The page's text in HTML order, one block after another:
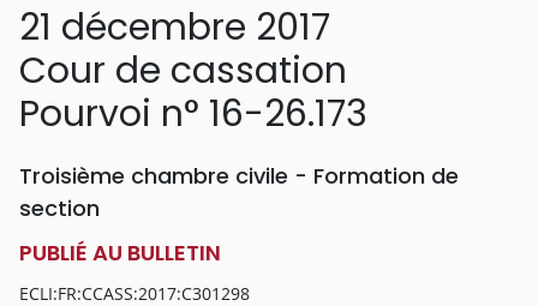
21 décembre 2017
Cour de cassation
Pourvoi n° 16-26.173
Troisième chambre civile - Formation de
section
PUBLIÉ AU BULLETIN
ECLI:FR:CCASS:2017:C301298